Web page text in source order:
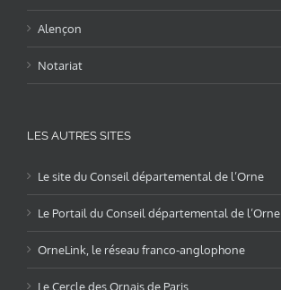
Alençon
Notariat
LES AUTRES SITES
Le site du Conseil départemental de l’Orne
Le Portail du Conseil départemental de l’Orne
OrneLink, le réseau franco-anglophone
Le Cercle des Ornais de Paris